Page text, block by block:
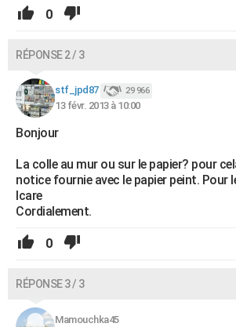
0
RÉPONSE 2 / 3
stf_jpd87 29 966
13 févr. 2013 à 10:00
Bonjour
La colle au mur ou sur le papier? pour
notice fournie avec le papier peint. Pour
Icare
Cordialement.
0
RÉPONSE 3 / 3
Mamouchka45